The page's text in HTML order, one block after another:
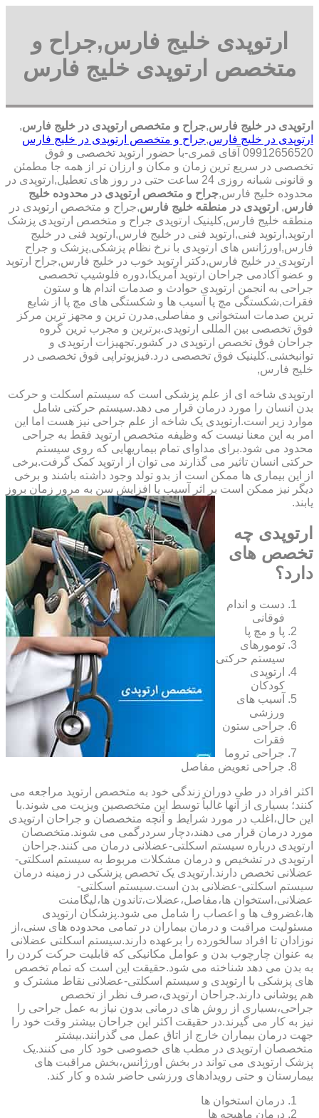
ارتوپدی خلیج فارس,جراح و
متخصص ارتوپدی خلیج فارس
ارتوپدی در خلیج فارس,جراح و متخصص ارتوپدی در خلیج فارس,
ارتوپدی در خلیج فارس,جراح و متخصص ارتوپدی در خلیج فارس
09912656520 آقای قمری-با حضور ارتوپد تخصصی و فوق
تخصصی در سریع ترین زمان و مکان و ارزان تر از همه جا مطمئن
و قانونی شبانه روزی 24 ساعت حتی در روز های تعطیل,ارتوپدی در
محدوده خلیج فارس,جراح و متخصص ارتوپدی در محدوده خلیج
فارس, ارتوپدی در منطقه خلیج فارس,جراح و متخصص ارتوپدی در
منطقه خلیج فارس,کلینیک ارتوپدی جراح و متخصص ارتوپدی پزشک
ارتوپد,ارتوپد فنی,ارتوپد فنی در خلیج فارس,ارتوپد فنی در خلیج
فارس,اورژانس های ارتوپدی با نرخ نظام پزشکی,پزشک و جراح
ارتوپدی در خلیج فارس,دکتر ارتوپد خوب در خلیج فارس,جراح ارتوپد
و عضو آکادمی جراحان ارتوپد آمریکا،دوره فلوشیپ تخصصی
جراحی به انجمن ارتوپدی حوادث و صدمات اندام ها و ستون
فقرات,شکستگی مچ پا آسیب ها و شکستگی های مچ پا از شایع
ترین صدمات استخوانی و مفاصلی,مدرن ترین و مجهز ترین مرکز
فوق تخصصی بین المللی ارتوپدی.برترین ‏و ‏مجرب ‏ترین ‏گروه
‏جراحان ‏فوق ‏تخصص ‏ارتوپدی ‏در ‏کشور.تجهیزات ارتوپدی و
توانبخشی.کلینیک فوق تخصصی درد.فیزیوتراپی فوق تخصصی در
خلیج فارس,
ارتوپدی شاخه ای از علم پزشکی است که سیستم اسکلت و حرکت
بدن انسان را مورد درمان قرار می دهد.سیستم حرکتی شامل
موارد زیر است.ارتوپدی یک شاخه از علم جراحی نیز هست اما این
امر به این معنا نیست که وظیفه متخصص ارتوپد فقط به جراحی
محدود می شود.برای مداوای تمام بیماریهایی که روی سیستم
حرکتی انسان تاثیر می گذارند می توان از ارتوپد کمک گرفت.برخی
از این بیماری ها ممکن است از بدو تولد وجود داشته باشند و برخی
دیگر نیز ممکن است بر اثر آسیب یا افزایش سن به مرور زمان بروز
یابند.
ارتوپدی چه
تخصص های
دارد؟
دست و اندام
فوقانی
پا و مچ پا
تومورهای
سیستم حرکتی
ارتوپدی
کودکان
آسیب های
ورزشی
جراحی ستون
فقرات
جراحی تروما
جراحی تعویض مفاصل
اکثر افراد در طی دوران زندگی خود به متخصص ارتوپد مراجعه می
کنند؛ بسیاری از آنها غالباً توسط این متخصصین ویزیت می شوند.با
این حال،اغلب در مورد شرایط و آنچه متخصصان و جراحان ارتوپدی
مورد درمان قرار می دهند،دچار سردرگمی می شوند.متخصصان
ارتوپدی درباره سیستم اسکلتی-عضلانی درمان می کنند.جراحان
ارتوپدی در تشخیص و درمان مشکلات مربوط به سیستم اسکلتی-
عضلانی تخصص دارند.ارتوپدی یک تخصص پزشکی در زمینه درمان
سیستم اسکلتی-عضلانی بدن است.سیستم اسکلتی-
عضلانی،استخوان ها،مفاصل،عضلات،تاندون ها،لیگامنت
ها،غضروف ها و اعصاب را شامل می شود.پزشکان ارتوپدی
مسئولیت مراقبت و درمان بیماران در تمامی محدوده های سنی،از
نوزادان تا افراد سالخورده را برعهده دارند.سیستم اسکلتی عضلانی
به عنوان چارچوب بدن و عوامل مکانیکی که قابلیت حرکت کردن را
به بدن می دهد شناخته می شود.حقیقت این است که تمام تخصص
های پزشکی با ارتوپدی و سیستم اسکلتی-عضلانی نقاط مشترک و
هم پوشانی دارند.جراحان ارتوپدی،صرف نظر از تخصص
جراحی،بسیاری از روش های درمانی بدون نیاز به عمل جراحی را
نیز به کار می گیرند.در حقیقت اکثر این جراحان بیشتر وقت خود را
جهت درمان بیماران خارج از اتاق عمل می گذرانند.بیشتر
متخصصان ارتوپدی در مطب های خصوصی خود کار می کنند.یک
پزشک ارتوپدی می تواند در بخش اورژانس،بخش مراقبت های
بیمارستان و حتی رویدادهای ورزشی حاضر شده و کار کند.
درمان استخوان ها
درمان ماهیچه ها